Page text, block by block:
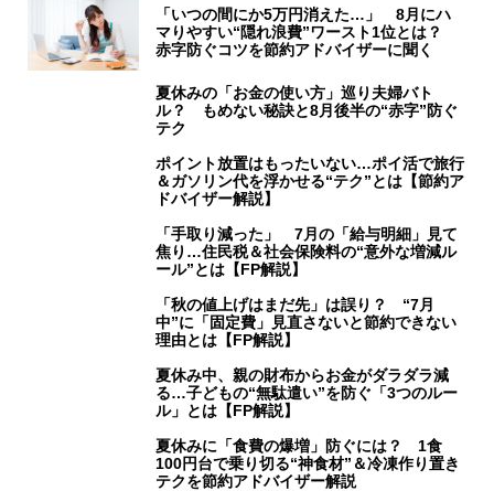
「いつの間にか5万円消えた…」 8月にハ
マりやすい“隠れ浪費”ワースト1位とは？
赤字防ぐコツを節約アドバイザーに聞く
夏休みの「お金の使い方」巡り夫婦バト
ル？ もめない秘訣と8月後半の“赤字”防ぐ
テク
ポイント放置はもったいない…ポイ活で旅行
＆ガソリン代を浮かせる“テク”とは【節約ア
ドバイザー解説】
「手取り減った」 7月の「給与明細」見て
焦り…住民税＆社会保険料の“意外な増減ル
ール”とは【FP解説】
「秋の値上げはまだ先」は誤り？ “7月
中”に「固定費」見直さないと節約できない
理由とは【FP解説】
夏休み中、親の財布からお金がダラダラ減
る…子どもの“無駄遣い”を防ぐ「3つのルー
ル」とは【FP解説】
夏休みに「食費の爆増」防ぐには？ 1食
100円台で乗り切る“神食材”＆冷凍作り置き
テクを節約アドバイザー解説